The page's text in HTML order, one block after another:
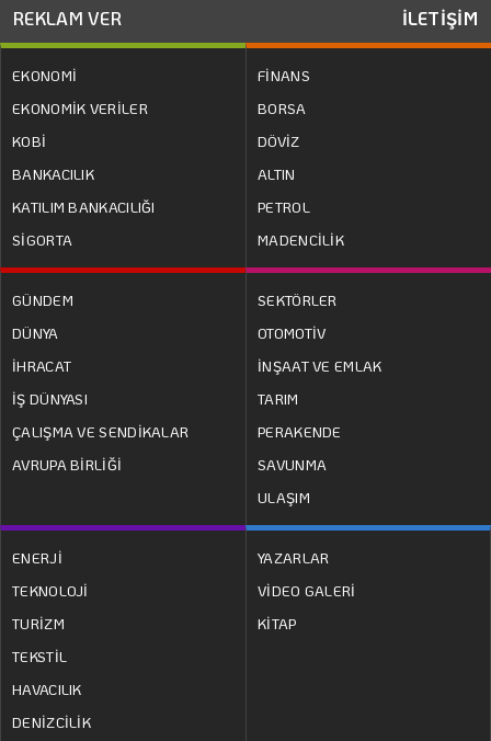
REKLAM VER İLETİŞİM
EKONOMİ
EKONOMİK VERİLER
KOBİ
BANKACILIK
KATILIM BANKACILIĞI
SİGORTA
FİNANS
BORSA
DÖVİZ
ALTIN
PETROL
MADENCİLİK
GÜNDEM
DÜNYA
İHRACAT
İŞ DÜNYASI
ÇALIŞMA VE SENDİKALAR
AVRUPA BİRLİĞİ
SEKTÖRLER
OTOMOTİV
İNŞAAT VE EMLAK
TARIM
PERAKENDE
SAVUNMA
ULAŞIM
ENERJİ
TEKNOLOJİ
TURİZM
TEKSTİL
HAVACILIK
DENİZCİLİK
YAZARLAR
VİDEO GALERİ
KİTAP